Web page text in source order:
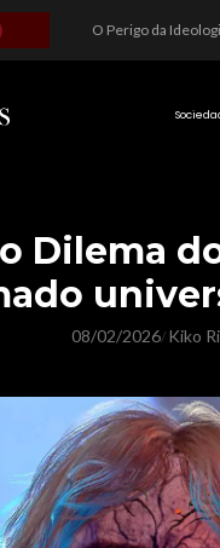
o Dilema
08/02/2026/ Kiko